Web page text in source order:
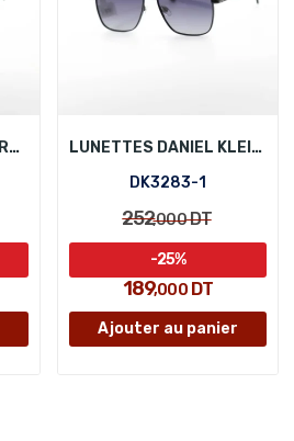
LUNETTES SANTA BARBARA POLO SB1150-1
LUNETTES DANIEL KLEIN DK3283-1
DK3283-1
252,000DT
189,000DT
-25%
Ajouter au panier